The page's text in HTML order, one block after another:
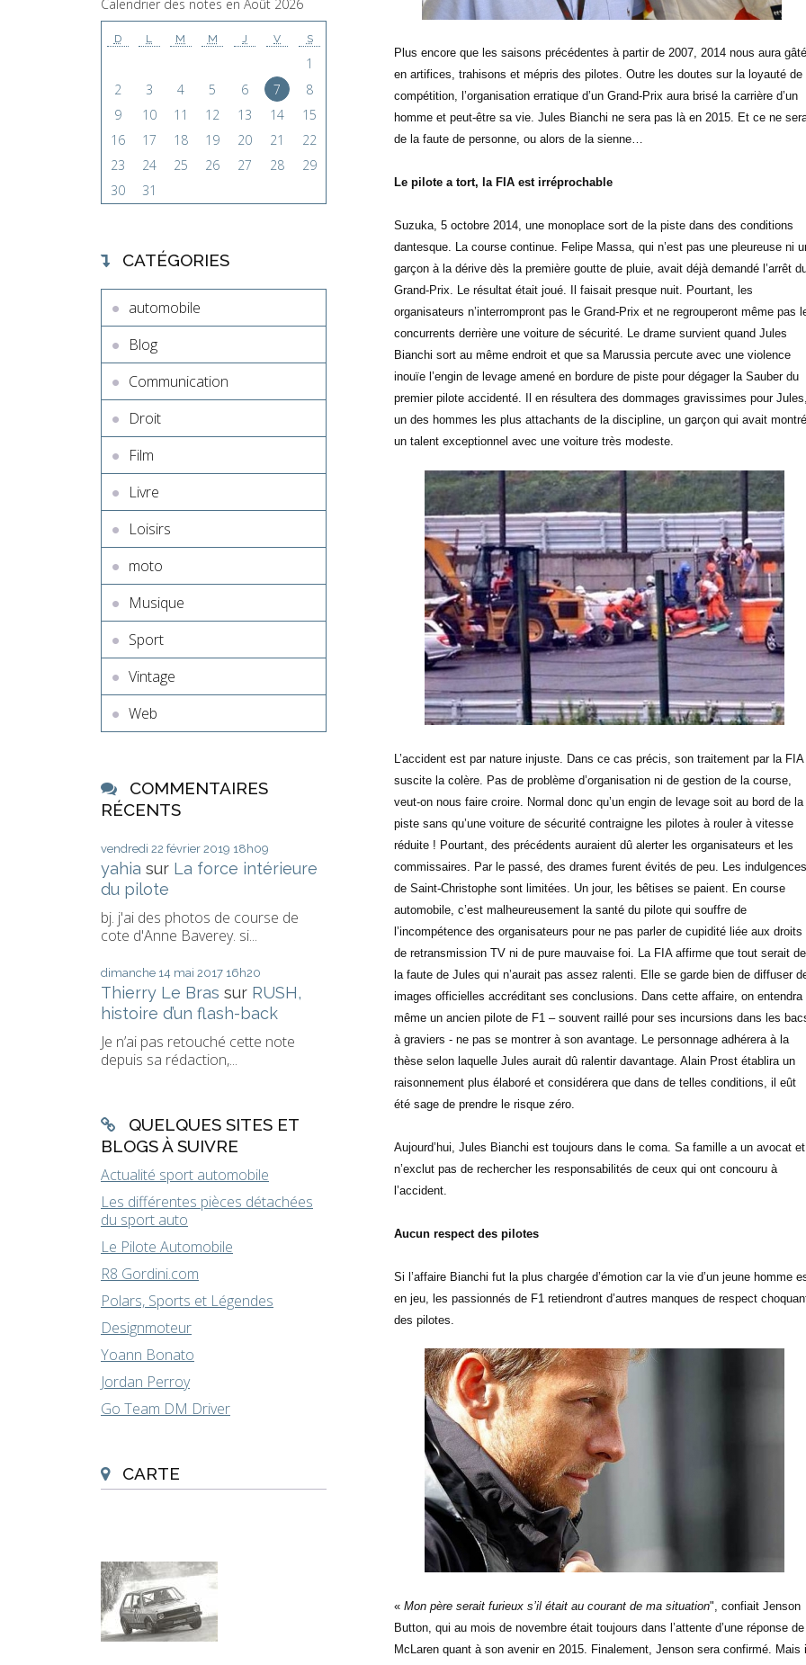
Calendrier des notes en Août 2026
D L M M J V S
1
2
3 4 5 6 7
8
9
10 11 12 13 14
15
16
17 18 19 20 21
22
23
24 25 26 27 28
29
30
31
CATÉGORIES
automobile
Blog
Communication
Droit
Film
Livre
Loisirs
moto
Musique
Sport
Vintage
Web
COMMENTAIRES
RÉCENTS
vendredi 22 février 2019 18h09
yahia sur La force intérieure
du pilote
bj. j'ai des photos de course de
cote d'Anne Baverey. si...
dimanche 14 mai 2017 16h20
Thierry Le Bras sur RUSH,
histoire d’un flash-back
Je n’ai pas retouché cette note
depuis sa rédaction,...
QUELQUES SITES ET
BLOGS À SUIVRE
Actualité sport automobile
Les différentes pièces détachées
du sport auto
Le Pilote Automobile
R8 Gordini.com
Polars, Sports et Légendes
Designmoteur
Yoann Bonato
Jordan Perroy
Go Team DM Driver
CARTE
Plus encore que les saisons précédentes à partir de 2007, 2014 nous aura
en artifices, trahisons et mépris des pilotes. Outre les doutes sur la loyauté de
compétition, l’organisation erratique d’un Grand-Prix aura brisé la carrière d’un
homme et peut-être sa vie. Jules Bianchi ne sera pas là en 2015. Et ce ne
de la faute de personne, ou alors de la sienne…
Le pilote a tort, la FIA est irréprochable
Suzuka, 5 octobre 2014, une monoplace sort de la piste dans des conditions
dantesque. La course continue. Felipe Massa, qui n’est pas une pleureuse ni
garçon à la dérive dès la première goutte de pluie, avait déjà demandé l’arrêt
Grand-Prix. Le résultat était joué. Il faisait presque nuit. Pourtant, les
organisateurs n’interrompront pas le Grand-Prix et ne regrouperont même pas
concurrents derrière une voiture de sécurité. Le drame survient quand Jules
Bianchi sort au même endroit et que sa Marussia percute avec une violence
inouïe l’engin de levage amené en bordure de piste pour dégager la Sauber du
premier pilote accidenté. Il en résultera des dommages gravissimes pour Jules,
un des hommes les plus attachants de la discipline, un garçon qui avait montré
un talent exceptionnel avec une voiture très modeste.
L’accident est par nature injuste. Dans ce cas précis, son traitement par la FIA
suscite la colère. Pas de problème d’organisation ni de gestion de la course,
veut-on nous faire croire. Normal donc qu’un engin de levage soit au bord de la
piste sans qu’une voiture de sécurité contraigne les pilotes à rouler à vitesse
réduite ! Pourtant, des précédents auraient dû alerter les organisateurs et les
commissaires. Par le passé, des drames furent évités de peu. Les indulgences
de Saint-Christophe sont limitées. Un jour, les bêtises se paient. En course
automobile, c’est malheureusement la santé du pilote qui souffre de
l’incompétence des organisateurs pour ne pas parler de cupidité liée aux droits
de retransmission TV ni de pure mauvaise foi. La FIA affirme que tout serait de
la faute de Jules qui n’aurait pas assez ralenti. Elle se garde bien de diffuser
images officielles accréditant ses conclusions. Dans cette affaire, on entendra
même un ancien pilote de F1 – souvent raillé pour ses incursions dans les
à graviers - ne pas se montrer à son avantage. Le personnage adhérera à la
thèse selon laquelle Jules aurait dû ralentir davantage. Alain Prost établira un
raisonnement plus élaboré et considérera que dans de telles conditions, il eût
été sage de prendre le risque zéro.
Aujourd’hui, Jules Bianchi est toujours dans le coma. Sa famille a un avocat et
n’exclut pas de rechercher les responsabilités de ceux qui ont concouru à
l’accident.
Aucun respect des pilotes
Si l’affaire Bianchi fut la plus chargée d’émotion car la vie d’un jeune homme
en jeu, les passionnés de F1 retiendront d’autres manques de respect
des pilotes.
« Mon père serait furieux s’il était au courant de ma situation", confiait Jenson
Button, qui au mois de novembre était toujours dans l’attente d’une réponse de
McLaren quant à son avenir en 2015. Finalement, Jenson sera confirmé. Mais il